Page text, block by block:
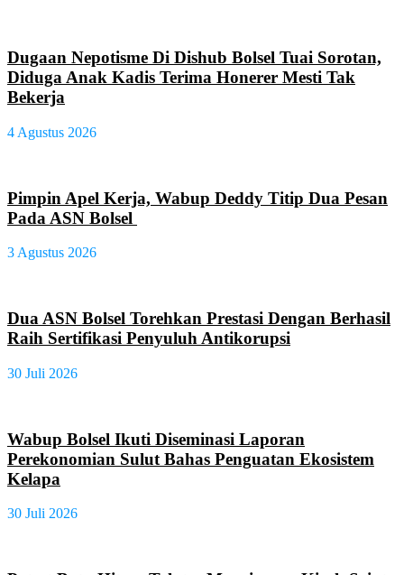
Dugaan Nepotisme Di Dishub Bolsel Tuai Sorotan,
Diduga Anak Kadis Terima Honerer Mesti Tak
Bekerja
4 Agustus 2026
Pimpin Apel Kerja, Wabup Deddy Titip Dua Pesan
Pada ASN Bolsel
3 Agustus 2026
Dua ASN Bolsel Torehkan Prestasi Dengan Berhasil
Raih Sertifikasi Penyuluh Antikorupsi
30 Juli 2026
Wabup Bolsel Ikuti Diseminasi Laporan
Perekonomian Sulut Bahas Penguatan Ekosistem
Kelapa
30 Juli 2026